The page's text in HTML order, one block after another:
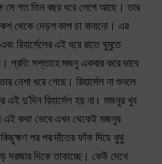
সে গত তিন বছর ধরে লেগে আছে। তার
থেকে দেড়শ কাপ চা বানানো। এর
রিহার্সেলের এই ঘরে রাতে ঘুমুতে
প্রতি সপ্তাহে মজনু একবার করে ভাবে
নেশা ধরে গেছে। রিহার্সেল না শুনলে
দু’দিন রিহার্সেল হয় না। মজনুর খুব
এই কথা ভেবে এখন থেকেই মজনুর
পর পর দাঁতের ফাঁক দিয়ে থুথু
দিকে তাকাচ্ছে। কেউ দেখে